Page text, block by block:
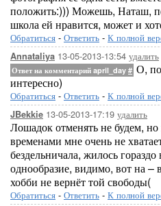
положить:))) Можешь, Наташ,
школа ей нравится, может и
Обратиться - Ответить - К полной
Annataliya 13-05-2013-13:54 удалить
Ответ на комментарий april_day # О,
интересно)
Обратиться - Ответить - К полной
JBekkie 13-05-2013-17:19 удалить
Лошадок отменять не будем, но
временами мне очень не
бездельничала, жилось гораздо
однообразие, видимо, вот на –
хобби не вернёт той свободы(
Обратиться - Ответить - К полной